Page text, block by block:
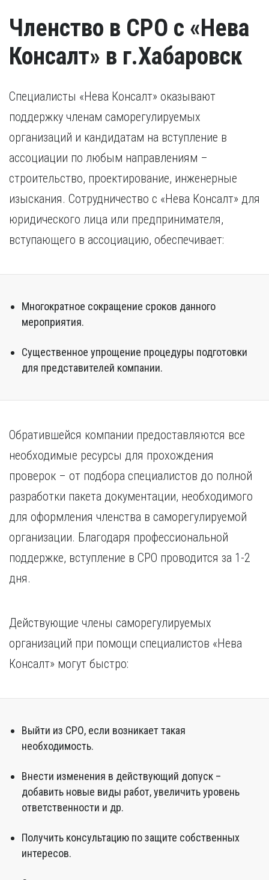
Членство в СРО с «Нева
Консалт» в г.Хабаровск
Специалисты «Нева Консалт» оказывают
поддержку членам саморегулируемых
организаций и кандидатам на вступление в
ассоциации по любым направлениям –
строительство, проектирование, инженерные
изыскания. Сотрудничество с «Нева Консалт» для
юридического лица или предпринимателя,
вступающего в ассоциацию, обеспечивает:
Многократное сокращение сроков данного
мероприятия.
Существенное упрощение процедуры подготовки
для представителей компании.
Обратившейся компании предоставляются все
необходимые ресурсы для прохождения
проверок – от подбора специалистов до полной
разработки пакета документации, необходимого
для оформления членства в саморегулируемой
организации. Благодаря профессиональной
поддержке, вступление в СРО проводится за 1-2
дня.
Действующие члены саморегулируемых
организаций при помощи специалистов «Нева
Консалт» могут быстро:
Выйти из СРО, если возникает такая
необходимость.
Внести изменения в действующий допуск –
добавить новые виды работ, увеличить уровень
ответственности и др.
Получить консультацию по защите собственных
интересов.